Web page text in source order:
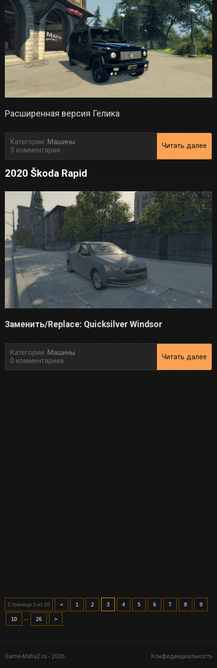
Расширенная версия Гелика
Категории: Машины
3 комментария
Читать далее
2020 Škoda Rapid
Заменить/Replace: Quicksilver Windsor
Категории: Машины
0 комментариев
Читать далее
Страница 3 из 26 < 1 2 3 4 5 6 7 8 9
10 26 >
Game-Mafia2.ru - 2026 Конфиденциальность